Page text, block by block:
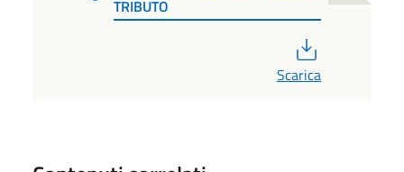
TRIBUTO
Scarica